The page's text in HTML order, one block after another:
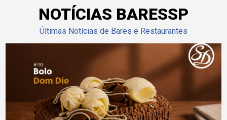
NOTÍCIAS BARESSP
Últimas Notícias de Bares e Restaurantes